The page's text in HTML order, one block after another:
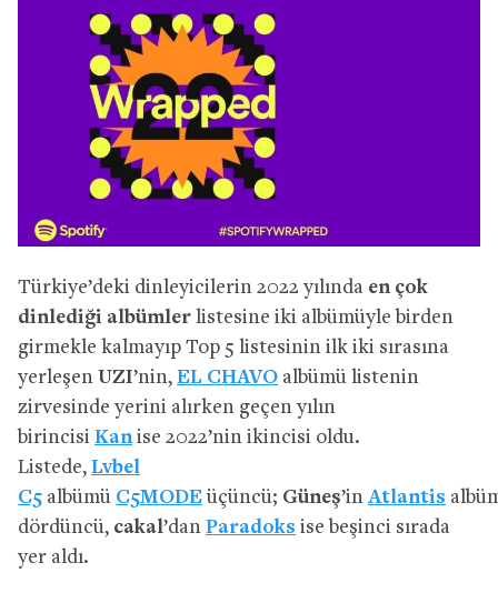
Türkiye’deki dinleyicilerin 2022 yılında en çok
dinlediği albümler listesine iki albümüyle birden
girmekle kalmayıp Top 5 listesinin ilk iki sırasına
yerleşen UZI’nin, EL CHAVO albümü listenin
zirvesinde yerini alırken geçen yılın
birincisi Kanise 2022’nin ikincisi oldu.
Listede, Lvbel
C5 albümü C5MODEüçüncü; Güneş’in Atlantis
dördüncü, cakal’dan Paradoks ise beşinci sırada
yer aldı.